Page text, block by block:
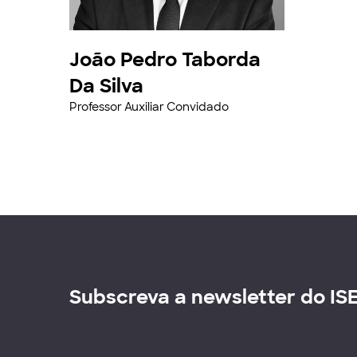
João Pedro Taborda
Da Silva
Professor Auxiliar Convidado
Subscreva a newsletter do